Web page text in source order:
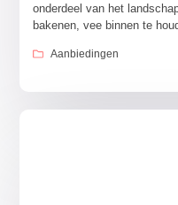
onderdeel van het
bakenen, vee binnen te
Aanbiedingen